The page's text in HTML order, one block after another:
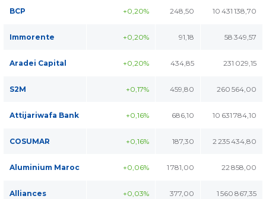
BCP +0,20% 248,50 10 431 138,70
Immorente +0,20% 91,18 58 349,57
Aradei Capital +0,20% 434,85 231 029,15
S2M +0,17% 459,80 260 564,00
Attijariwafa Bank +0,16% 686,10 10 631 784,10
COSUMAR +0,16% 187,30 2 235 434,80
Aluminium Maroc +0,06% 1 781,00 22 858,00
Alliances +0,03% 377,00 1 560 867,35